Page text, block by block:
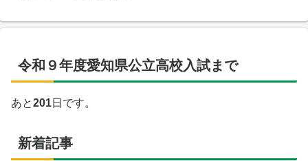
令和９年度愛知県公立高校入試まで
あと201日です。
新着記事